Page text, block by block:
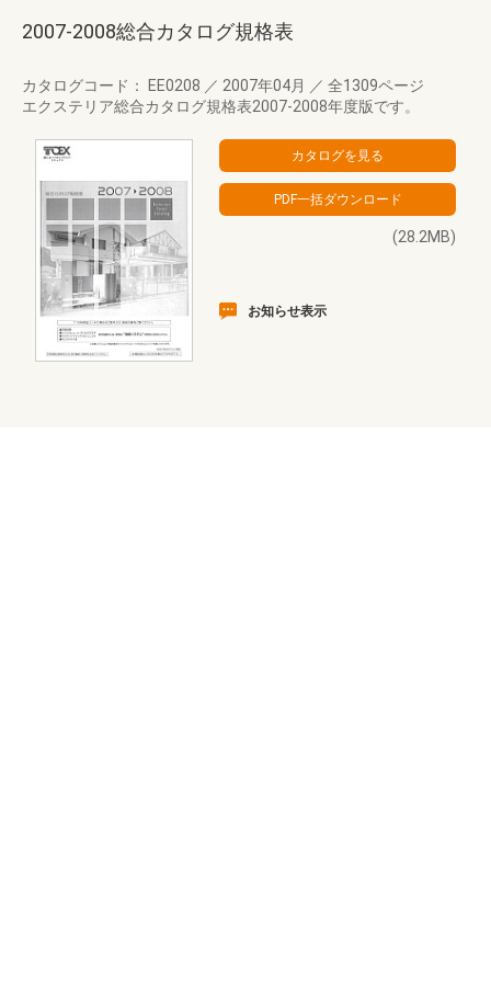
2007-2008総合カタログ規格表
カタログコード： EE0208 ／ 2007年04月 ／ 全1309ページ
エクステリア総合カタログ規格表2007-2008年度版です。
(28.2MB)
お知らせ表示